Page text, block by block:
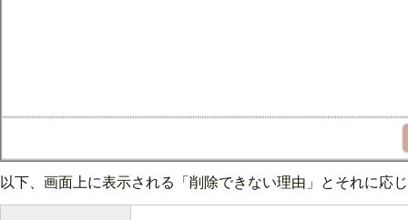
以下、画面上に表示される「削除できない理由」とそれに応